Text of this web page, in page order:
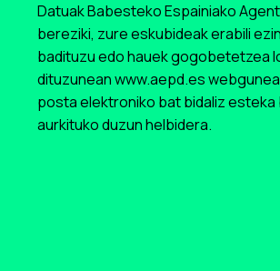
Datuak Babesteko Espainiako
bereziki, zure eskubideak erabili
badituzu edo hauek gogobetetzea
dituzunean www.aepd.es
posta elektroniko bat bidaliz esteka
aurkituko duzun helbidera.